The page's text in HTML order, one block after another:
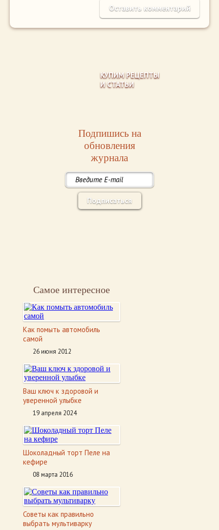
КУПИМ РЕЦЕПТЫ
И СТАТЬИ
Подпишись на
обновления
журнала
Подписаться
Самое интересное
Как помыть автомобиль
самой
26 июня 2012
Ваш ключ к здоровой и
уверенной улыбке
19 апреля 2024
Шоколадный торт Пеле на
кефире
08 марта 2016
Советы как правильно
выбрать мультиварку